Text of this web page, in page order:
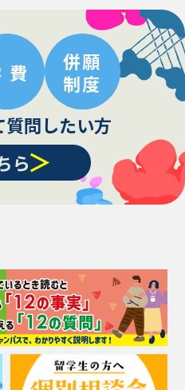
費
併願
制度
問したい方
ら